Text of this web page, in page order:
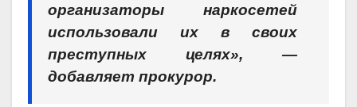
организаторы наркосетей
использовали их в своих
преступных целях», —
добавляет прокурор.